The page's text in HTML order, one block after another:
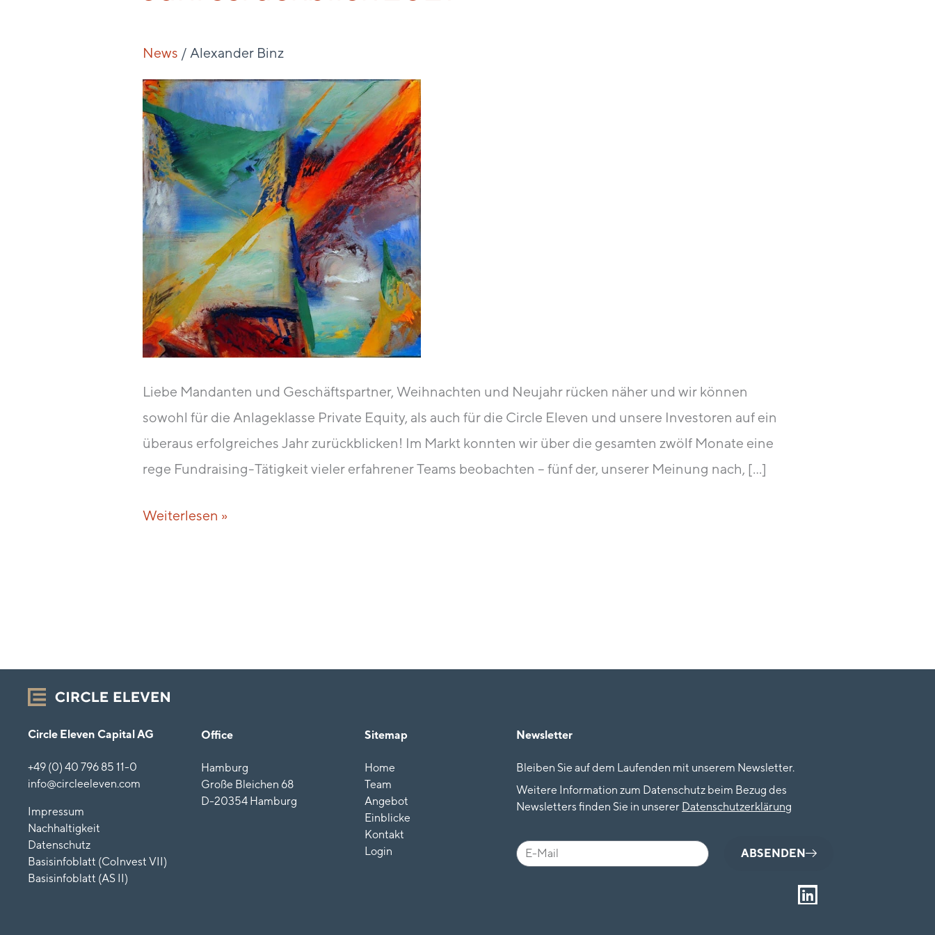
News / Alexander Binz
Liebe Mandanten und Geschäftspartner, Weihnachten und Neujahr rücken näher und wir können
sowohl für die Anlageklasse Private Equity, als auch für die Circle Eleven und unsere Investoren auf ein
überaus erfolgreiches Jahr zurückblicken! Im Markt konnten wir über die gesamten zwölf Monate eine
rege Fundraising-Tätigkeit vieler erfahrener Teams beobachten – fünf der, unserer Meinung nach, […]
2021
Weiterlesen »
Circle Eleven Capital AG
+49 (0) 40 796 85 11-0
info@circleeleven.com
Impressum
Nachhaltigkeit
Datenschutz
Basisinfoblatt (CoInvest VII)
Basisinfoblatt (AS II)
Office
Hamburg
Große Bleichen 68
D-20354 Hamburg
Sitemap
Home
Team
Angebot
Einblicke
Kontakt
Login
Newsletter
Bleiben Sie auf dem Laufenden mit unserem Newsletter.
Weitere Information zum Datenschutz beim Bezug des
Newsletters finden Sie in unserer Datenschutzerklärung
ABSENDEN
L
i